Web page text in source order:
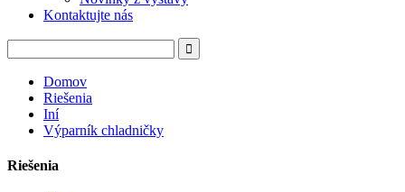
Kontaktujte nás
Domov
Riešenia
Iní
Výparník chladničky
Riešenia